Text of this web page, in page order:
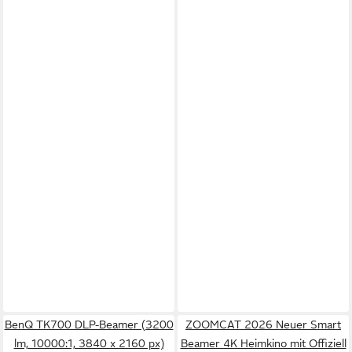
BenQ TK700 DLP-Beamer (3200
lm, 10000:1, 3840 x 2160 px)
ZOOMCAT 2026 Neuer Smart
Beamer 4K Heimkino mit Offiziell